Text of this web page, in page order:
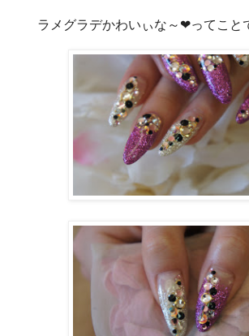
ラメグラデかわいぃな～❤ってこと